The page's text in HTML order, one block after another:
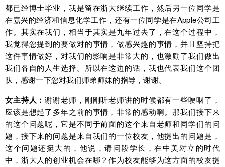
都已经博士毕业，我是留在浙大继续工作，然后另一位同学是
在嘉兴的经济和信息化学工作，还有一位同学是在Apple公司工
作。其实在我们，相当于其实是九年过去了，在这个过程中，
我觉得您提到的要做对的事情，做感兴趣的事情，并且坚持把
这件事情做好，对我们的影响是非常大的，也激励了我们做出
我们各自的人生选择。所以在这边的话，我也代表我们这个团
队，感谢一下您对我们师弟师妹的指导，谢谢。
女主持人：谢谢老师，刚刚听老师讲的时候都有一些哽咽了，
应该是想起了多年之前的事情，非常的感动啊。那我们接下来
的这个问题呢，它是不同于前面的这个来自老师和同学们的问
题，接下来的问题是来自我们的一位校友，他提出的问题是，
这个问题还挺大的，他说，请问段学长，在中美对立的时代
中，浙大人的创业机会在哪？作为校友能够为这方面的校友提